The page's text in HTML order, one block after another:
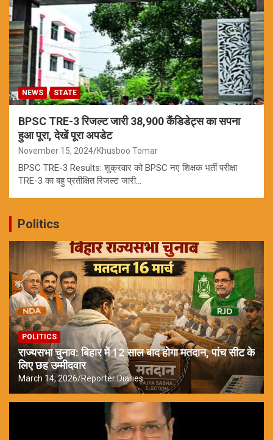
NEWS STATE
BPSC TRE-3 रिजल्ट जारी 38,900 कैंडिडेट्स का सपना
हुआ पूरा, देखें पूरा अपडेट
November 15, 2024 Khusboo Tomar
BPSC TRE-3 Results: शुक्रवार को BPSC नए शिक्षक भर्ती परीक्षा
TRE-3 का बहु प्रतीक्षित रिजल्ट जारी…
Politics
POLITICS
राज्यसभा चुनाव: बिहार में 12 साल बाद होगा मतदान, पांच सीट के
लिए छह उम्मीदवार
March 14, 2026 Reporter Diaries